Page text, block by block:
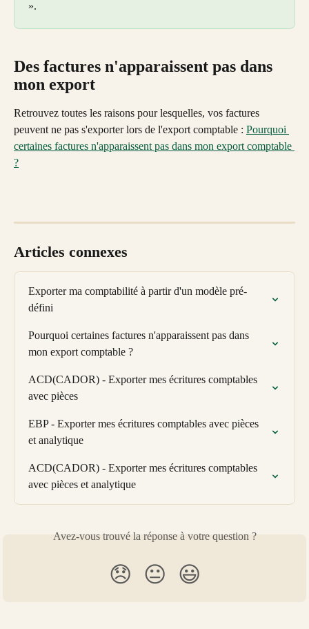
».
Des factures n'apparaissent pas dans
mon export
Retrouvez toutes les raisons pour lesquelles, vos factures
peuvent ne pas s'exporter lors de l'export comptable : Pourquoi
certaines factures n'apparaissent pas dans mon export comptable
?
Articles connexes
Exporter ma comptabilité à partir d'un modèle pré-
défini
Pourquoi certaines factures n'apparaissent pas dans
mon export comptable ?
ACD(CADOR) - Exporter mes écritures comptables
avec pièces
EBP - Exporter mes écritures comptables avec pièces
et analytique
ACD(CADOR) - Exporter mes écritures comptables
avec pièces et analytique
Avez-vous trouvé la réponse à votre question ?
😞 😐 😃